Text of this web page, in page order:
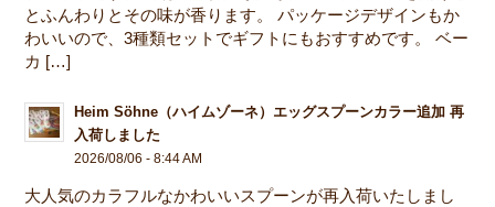
とふんわりとその味が香ります。 パッケージデザインもか
わいいので、3種類セットでギフトにもおすすめです。 ベー
カ […]
Heim Söhne（ハイムゾーネ）エッグスプーンカラー追加 再
入荷しました
2026/08/06 - 8:44 AM
大人気のカラフルなかわいいスプーンが再入荷いたしまし